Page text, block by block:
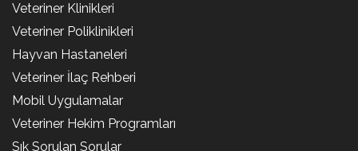
Veteriner Klinikleri
Veteriner Poliklinikleri
Hayvan Hastaneleri
Veteriner İlaç Rehberi
Mobil Uygulamalar
Veteriner Hekim Programları
Sık Sorulan Sorular